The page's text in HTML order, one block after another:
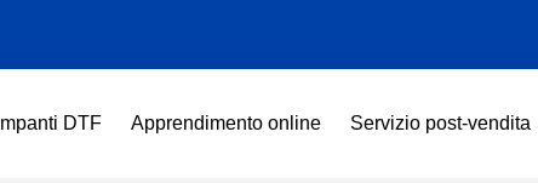
DTF Apprendimento online Servizio post-vendita